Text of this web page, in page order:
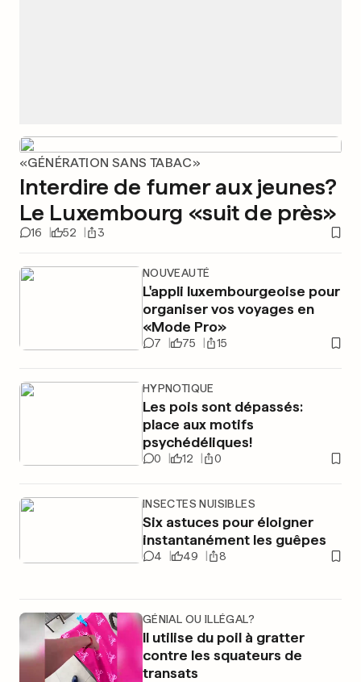
«GÉNÉRATION SANS TABAC»
Interdire de fumer aux jeunes?
Le Luxembourg «suit de près»
16 52 3
NOUVEAUTÉ
L'appli luxembourgeoise pour
organiser vos voyages en
«Mode Pro»
7 75 15
HYPNOTIQUE
Les pois sont dépassés:
place aux motifs
psychédéliques!
0 12 0
INSECTES NUISIBLES
Six astuces pour éloigner
instantanément les guêpes
4 49 8
GÉNIAL OU ILLÉGAL?
Il utilise du poil à gratter
contre les squateurs de
transats